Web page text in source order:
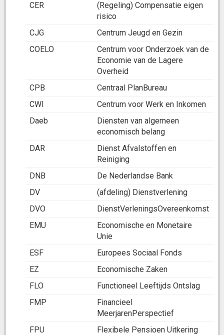
CER
(Regeling) Compensatie eigen
risico
CJG
Centrum Jeugd en Gezin
COELO
Centrum voor Onderzoek van de
Economie van de Lagere
Overheid
CPB
Centraal PlanBureau
CWI
Centrum voor Werk en Inkomen
Daeb
Diensten van algemeen
economisch belang
DAR
Dienst Afvalstoffen en
Reiniging
DNB
De Nederlandse Bank
DV
(afdeling) Dienstverlening
DVO
DienstVerleningsOvereenkomst
EMU
Economische en Monetaire
Unie
ESF
Europees Sociaal Fonds
EZ
Economische Zaken
FLO
Functioneel Leeftijds Ontslag
FMP
Financieel
MeerjarenPerspectief
FPU
Flexibele Pensioen Uitkering